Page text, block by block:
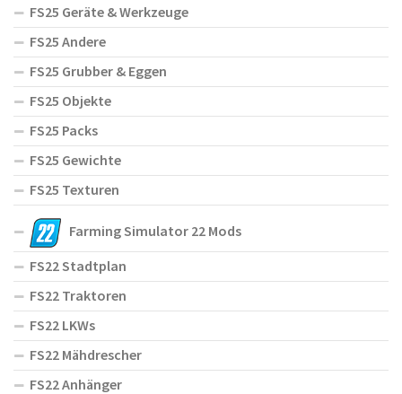
FS25 Geräte & Werkzeuge
FS25 Andere
FS25 Grubber & Eggen
FS25 Objekte
FS25 Packs
FS25 Gewichte
FS25 Texturen
Farming Simulator 22 Mods
FS22 Stadtplan
FS22 Traktoren
FS22 LKWs
FS22 Mähdrescher
FS22 Anhänger